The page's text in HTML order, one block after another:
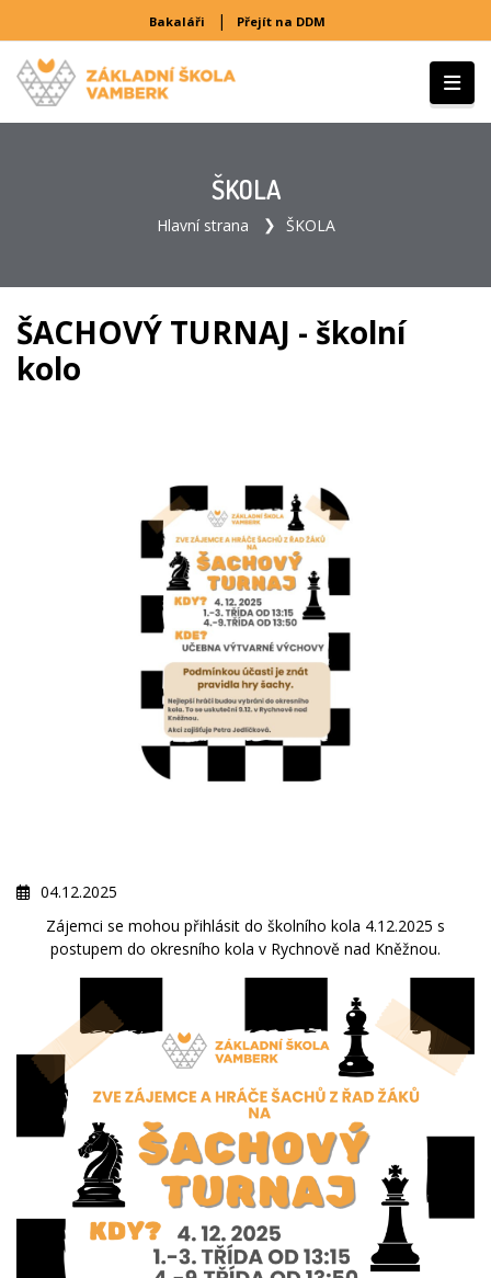
Bakaláři | Přejít na DDM
ŠKOLA
Hlavní strana ŠKOLA
ŠACHOVÝ TURNAJ - školní
kolo
04.12.2025
Zájemci se mohou přihlásit do školního kola 4.12.2025 s
postupem do okresního kola v Rychnově nad Kněžnou.